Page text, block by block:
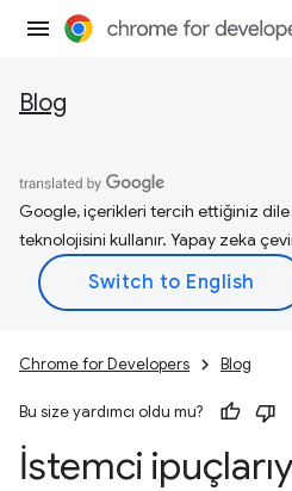
Blog
Google, içerikleri tercih ettiğiniz
teknolojisini kullanır. Yapay zeka
Chrome for Developers Blog
Bu size yardımcı oldu mu?
İstemci